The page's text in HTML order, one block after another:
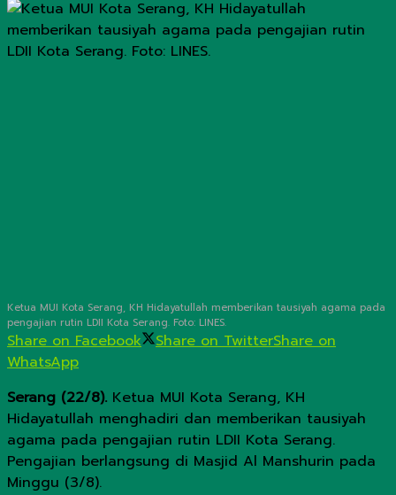
Ketua MUI Kota Serang, KH Hidayatullah memberikan tausiyah agama pada
pengajian rutin LDII Kota Serang. Foto: LINES.
Share on Facebook Share on TwitterShare on
WhatsApp
Serang (22/8). Ketua MUI Kota Serang, KH
Hidayatullah menghadiri dan memberikan tausiyah
agama pada pengajian rutin LDII Kota Serang.
Pengajian berlangsung di Masjid Al Manshurin pada
Minggu (3/8).